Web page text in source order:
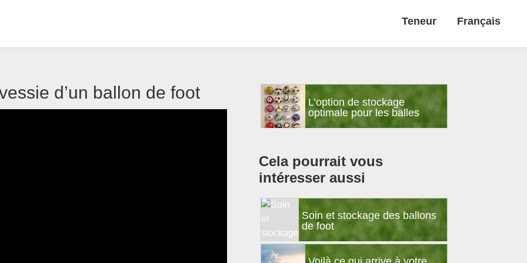
Teneur Français
d’un ballon de foot
Barre
latérale
principale
L’option de stockage
optimale pour les balles
Cela pourrait vous
intéresser aussi
Soin et stockage des ballons
de foot